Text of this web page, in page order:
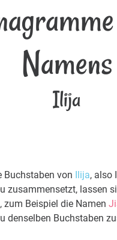
Namens
Ilija
Buchstaben von Ilija, also
zusammensetzt, lassen
zum Beispiel die Namen
denselben Buchstaben